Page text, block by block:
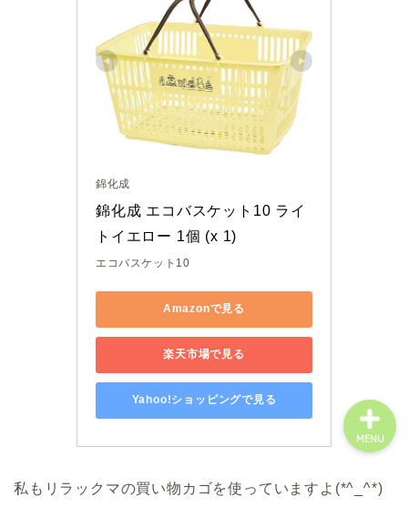
錦化成
錦化成 エコバスケット10 ライ
トイエロー 1個 (x 1)
エコバスケット10
Amazonで見る
楽天市場で見る
Yahoo!ショッピングで見る
私もリラックマの買い物カゴを使っていますよ(*^_^*)
MENU
美濃加茂市
八百津町
御嵩町